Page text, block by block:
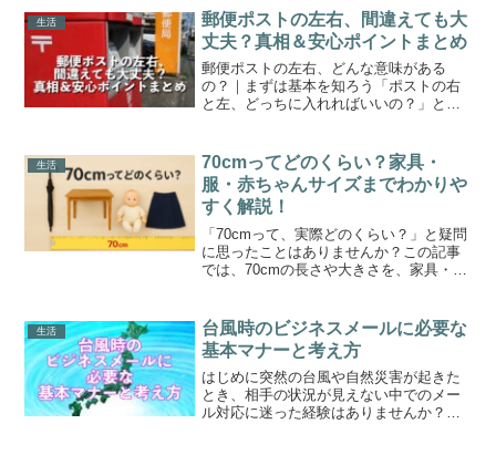
生活
郵便ポストの左右、間違えても大
丈夫？真相＆安心ポイントまとめ
郵便ポストの左右、どんな意味がある
の？｜まずは基本を知ろう「ポストの右
と左、どっちに入れればいいの？」と迷
かないのでは…と不安になる方も多いと
思います。ちょっとした小包...
生活
70cmってどのくらい？家具・
服・赤ちゃんサイズまでわかりや
すく解説！
「70cmって、実際どのくらい？」と疑問
に思ったことはありませんか？この記事
では、70cmの長さや大きさを、家具・洋
感がイメージできない…という方にも、
写真や具体例を交...
生活
台風時のビジネスメールに必要な
基本マナーと考え方
はじめに突然の台風や自然災害が起きた
とき、相手の状況が見えない中でのメー
ル対応に迷った経験はありませんか？